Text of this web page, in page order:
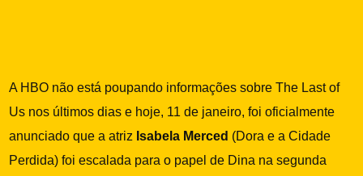
A HBO não está poupando informações sobre The Last of
Us nos últimos dias e hoje, 11 de janeiro, foi oficialmente
anunciado que a atriz Isabela Merced (Dora e a Cidade
Perdida) foi escalada para o papel de Dina na segunda